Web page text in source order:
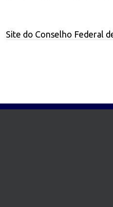
Site do Conselho Federal